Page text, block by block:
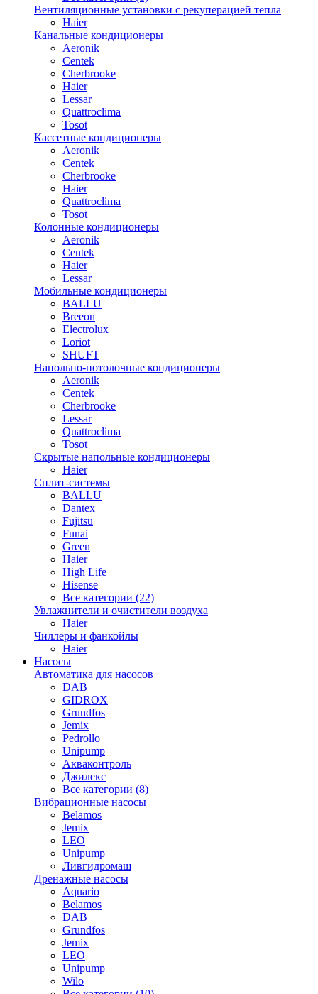
Вентиляционные установки с рекуперацией тепла
Haier
Канальные кондиционеры
Aeronik
Centek
Cherbrooke
Haier
Lessar
Quattroclima
Tosot
Кассетные кондиционеры
Aeronik
Centek
Cherbrooke
Haier
Quattroclima
Tosot
Колонные кондиционеры
Aeronik
Centek
Haier
Lessar
Мобильные кондиционеры
BALLU
Breeon
Electrolux
Loriot
SHUFT
Напольно-потолочные кондиционеры
Aeronik
Centek
Cherbrooke
Lessar
Quattroclima
Tosot
Скрытые напольные кондиционеры
Haier
Сплит-системы
BALLU
Dantex
Fujitsu
Funai
Green
Haier
High Life
Hisense
Все категории (22)
Увлажнители и очистители воздуха
Haier
Чиллеры и фанкойлы
Haier
Насосы
Автоматика для насосов
DAB
GIDROX
Grundfos
Jemix
Pedrollo
Unipump
Акваконтроль
Джилекс
Все категории (8)
Вибрационные насосы
Belamos
Jemix
LEO
Unipump
Ливгидромаш
Дренажные насосы
Aquario
Belamos
DAB
Grundfos
Jemix
LEO
Unipump
Wilo